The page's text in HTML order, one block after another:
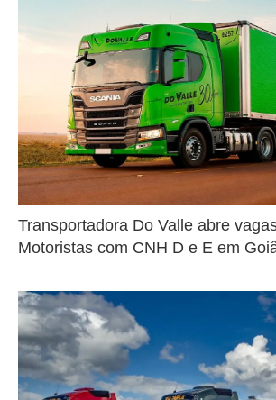
Transportadora Do Valle abre
Motoristas com CNH D e E em